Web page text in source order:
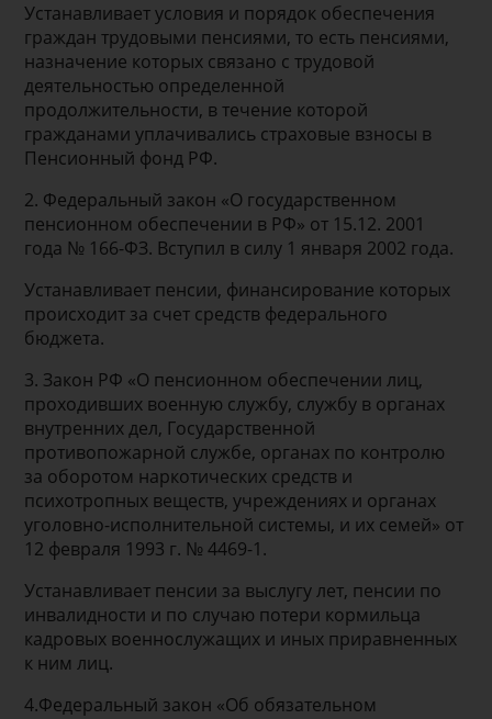
Устанавливает условия и порядок обеспечения
граждан трудовыми пенсиями, то есть пенсиями,
назначение которых связано с трудовой
деятельностью определенной
продолжительности, в течение которой
гражданами уплачивались страховые взносы в
Пенсионный фонд РФ.
2. Федеральный закон «О государственном
пенсионном обеспечении в РФ» от 15.12. 2001
года № 166-ФЗ. Вступил в силу 1 января 2002 года.
Устанавливает пенсии, финансирование которых
происходит за счет средств федерального
бюджета.
3. Закон РФ «О пенсионном обеспечении лиц,
проходивших военную службу, службу в органах
внутренних дел, Государственной
противопожарной службе, органах по контролю
за оборотом наркотических средств и
психотропных веществ, учреждениях и органах
уголовно-исполнительной системы, и их семей» от
12 февраля 1993 г. № 4469-1.
Устанавливает пенсии за выслугу лет, пенсии по
инвалидности и по случаю потери кормильца
кадровых военнослужащих и иных приравненных
к ним лиц.
4.Федеральный закон «Об обязательном